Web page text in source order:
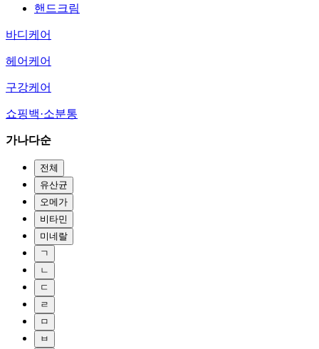
핸드크림
바디케어
헤어케어
구강케어
쇼핑백·소분통
가나다순
전체
유산균
오메가
비타민
미네랄
ㄱ
ㄴ
ㄷ
ㄹ
ㅁ
ㅂ